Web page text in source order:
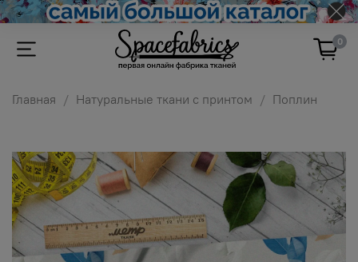
0
Главная Натуральные ткани с принтом Поплин